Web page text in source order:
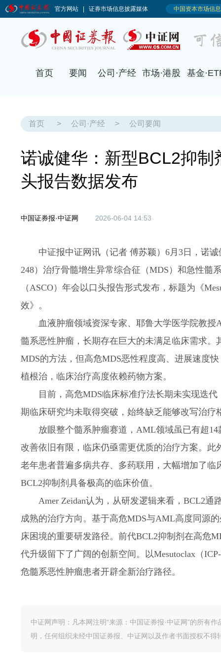
首页 > 公司·产经 > 公司要闻
诺诚健华：新型BCL2抑
头报告数据发布
中国证券报·中证网 2026-06-04 14:53
中证报中证网讯（记者 傅苏颖）6月3日，诺
248）治疗骨髓增生异常综合征（MDS）和急性髓
（ASCO）年会以口头报告形式发布，标题为《
效》。
血液肿瘤领域资深专家、耶鲁大学医学院教
髓系恶性肿瘤，长期存在巨大的未满足临床需求
MDS的方法，但高危MDS恶性程度高、进展速度
植根治，临床治疗高度依赖药物方案。
目前，高危MDS临床标准疗法长期未实现迭
期临床研究均未取得突破，始终缺乏能够改写治疗
放眼整个髓系肿瘤赛道，AML领域虽已有超
改善依旧有限，临床仍亟需更优质的治疗方案。
老年患者普遍多病共存、多药联用，大幅增加了
BCL2抑制剂具备极高的临床价值。
Amer Zeidan认为，从研发逻辑来看，BCL2
成熟的治疗方向。基于高危MDS与AML高度同源
床困境的重要研发路径。前代BCL2抑制剂在高危
代升级留下了广阔的创新空间。以Mesutoclax（
危髓系恶性肿瘤患者开辟全新治疗路径。
中证网声明：凡本网注明“来源：中国证券报·中证网”的所有
明，任何组织未经中国证券报、中证网以及作者书面授权不